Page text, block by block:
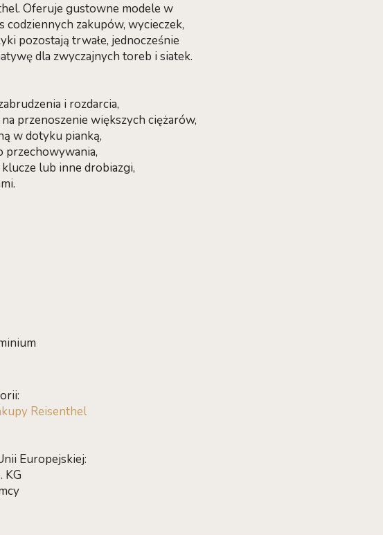
Oferuje gustowne modele w
zakupów, wycieczek,
pozostają trwałe, jednocześnie
dla zwyczajnych toreb i siatek.
i rozdarcia,
przenoszenie większych ciężarów,
w dotyku pianką,
przechowywania,
lub inne drobiazgi,
Reisenthel
Europejskiej:
KG